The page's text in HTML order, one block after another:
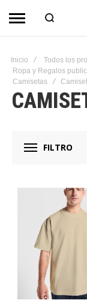
Inicio
Todos los
Ropa y Regalos
Camisetas
FILTRO